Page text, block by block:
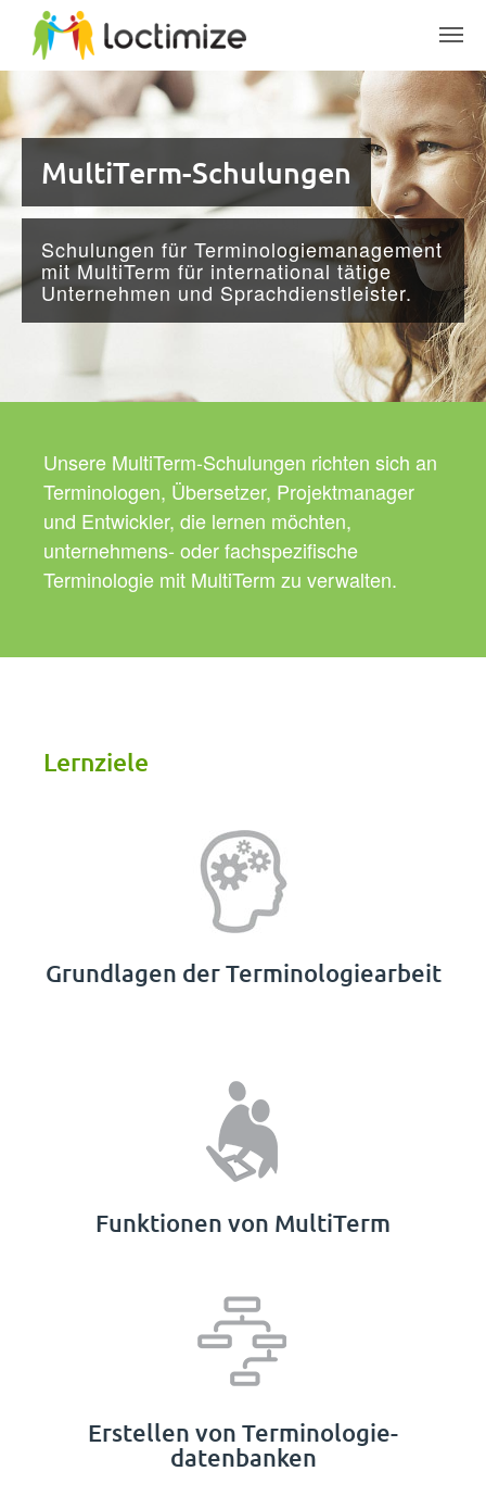
Skip to main content
MultiTerm-Schulungen
Schulungen für Terminologiemanagement
mit MultiTerm für international tätige
Unternehmen und Sprachdienstleister.
Unsere MultiTerm-Schulungen richten sich an
Terminologen, Übersetzer, Projektmanager
und Entwickler, die lernen möchten,
unternehmens- oder fachspezifische
Terminologie mit MultiTerm zu verwalten.
Lernziele
Grundlagen der Terminologiearbeit
Funktionen von MultiTerm
Erstellen von Terminologie­
datenbanken